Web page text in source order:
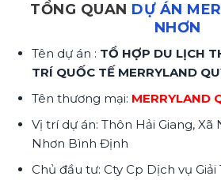
TỔNG QUAN DỰ ÁN
NHƠN
Tên dự án : TỔ HỢP DU LỊCH
TRÍ QUỐC TẾ MERRYLAND
Tên thương mại: MERRYLAND
Vị trí dự án: Thôn Hải Giang, Xã
Nhơn Bình Định
Chủ đầu tư: Cty Cp Dịch vụ